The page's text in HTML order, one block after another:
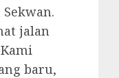
jalan
baru,